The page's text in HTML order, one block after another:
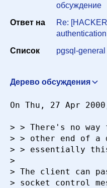
обсуждение
Ответ на
Re:
authentication
Список
pgsql-general
Дерево обсуждения
<jim@reptiles.org>
26
Re: [HACKERS] pgsql/
Peter Eisentraut
2000 г. в 04:25:07
Malcolm Beattie
апреля 2000 г. в
On Thu, 27 Apr
> > There's no
> > other end of a
> > essentially
>
> The client can pass
> socket control